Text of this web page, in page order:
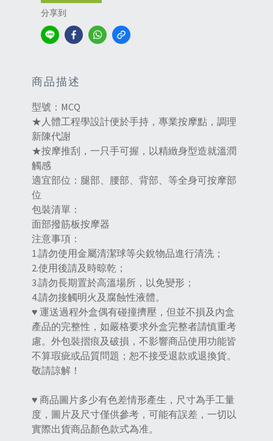
分享到
商品描述
型號：MCQ
★人體工程學設計便於手持，專業按摩點，調理
新陳代謝
★按摩推刮，一只手可握，以精緻身型造就溫潤
觸感
適宜部位：腿部、腰部、背部、等全身可按摩部
位
包裝清單：
面部撥筋板按摩器
注意事項：
1.請勿使用金屬清潔球等尖銳物品進行清洗；
2.使用後請及時晾乾；
3.請勿長期置於高溫場所，以免變形；
4.請勿接觸明火及腐蝕性液體。
♥ 運送過程外盒偶有碰撞擠壓，但並不損及內盒
產品的完整性，如嚴格要求外盒完整者請慎重考
慮。外包裝摺痕及破損，不影響商品使用功能皆
不算瑕疵或品質問題；恕不接受退款或退換貨。
敬請諒解！
♥ 商品圖片多少有色差情形產生，尺寸為手工量
度，圖片及尺寸僅供參考，可能有誤差，一切以
實際出貨商品顏色款式為准。